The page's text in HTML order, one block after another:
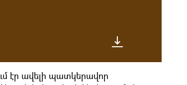
էր ավելի պատկերավոր